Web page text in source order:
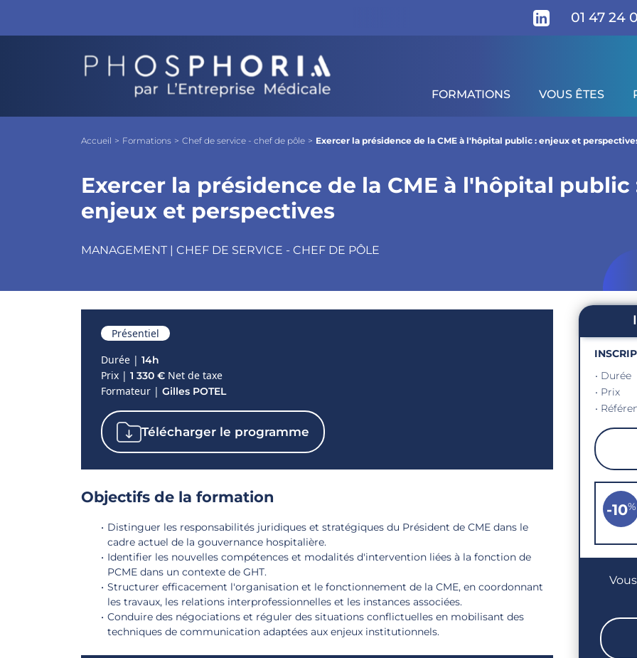
01 47 24
FORMATIONS VOUS ÊTES
Exercer la présidence de la CME à l'hôpital public : enjeux et perspectives - 2027
Objectifs Les + Phosphoria Programme Pour qui ? Prérequis Supports
Accueil > Formations > Chef de service - chef de pôle > Exercer la présidence de la CME à l'hôpital public : enjeux et
Exercer la présidence de la CME à l'hôpital public
enjeux et perspectives
MANAGEMENT | CHEF DE SERVICE - CHEF DE PÔLE
Présentiel
Durée | 14h
Prix | 1 330 € Net de taxe
Formateur | Gilles POTEL
Télécharger le programme
Objectifs de la formation
Distinguer les responsabilités juridiques et stratégiques du Président de CME dans le
cadre actuel de la gouvernance hospitalière.
Identifier les nouvelles compétences et modalités d'intervention liées à la fonction de
PCME dans un contexte de GHT.
Structurer efficacement l'organisation et le fonctionnement de la CME, en coordonnant
les travaux, les relations interprofessionnelles et les instances associées.
Conduire des négociations et réguler des situations conflictuelles en mobilisant des
techniques de communication adaptées aux enjeux institutionnels.
• Durée
• Prix
•
-10%